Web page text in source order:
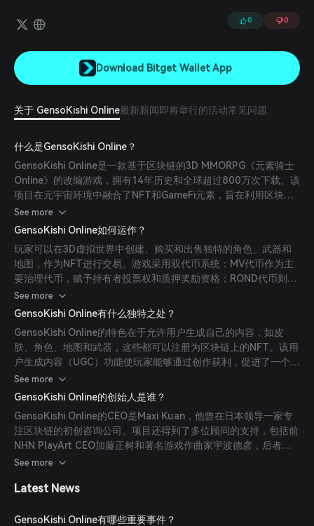
布局等内容。
0 0
Download Bitget Wallet App
关于 GensoKishi Online最新新闻即将举行的活动常见问题
什么是GensoKishi Online？
GensoKishi Online是一款基于区块链的3D MMORPG《元素骑士
Online》的改编游戏，拥有14年历史和全球超过800万次下载。该
项目在元宇宙环境中融合了NFT和GameFi元素，旨在利用区块链
技术创建一个新的奇幻世界经济。
See more
GensoKishi Online如何运作？
玩家可以在3D虚拟世界中创建、购买和出售独特的角色、武器和
地图，作为NFT进行交易。游戏采用双代币系统：MV代币作为主
要治理代币，赋予持有者投票权和质押奖励资格；ROND代币则作
为主要的游戏内货币，用于交易和奖励。
See more
GensoKishi Online有什么独特之处？
GensoKishi Online的特色在于允许用户生成自己的内容，如皮
肤、角色、地图和武器，这些都可以注册为区块链上的NFT。该用
户生成内容（UGC）功能使玩家能够通过创作获利，促进了一个动
态且由玩家驱动的经济体系。
See more
GensoKishi Online的创始人是谁？
GensoKishi Online的CEO是Maxi Kuan，他曾在日本领导一家专
注区块链的初创咨询公司。项目还得到了多位顾问的支持，包括前
NHN PlayArt CEO加藤正树和著名游戏作曲家宇波德彦，后者以
为世嘉游戏创作音乐闻名。
See more
Latest News
GensoKishi Online有哪些重要事件？